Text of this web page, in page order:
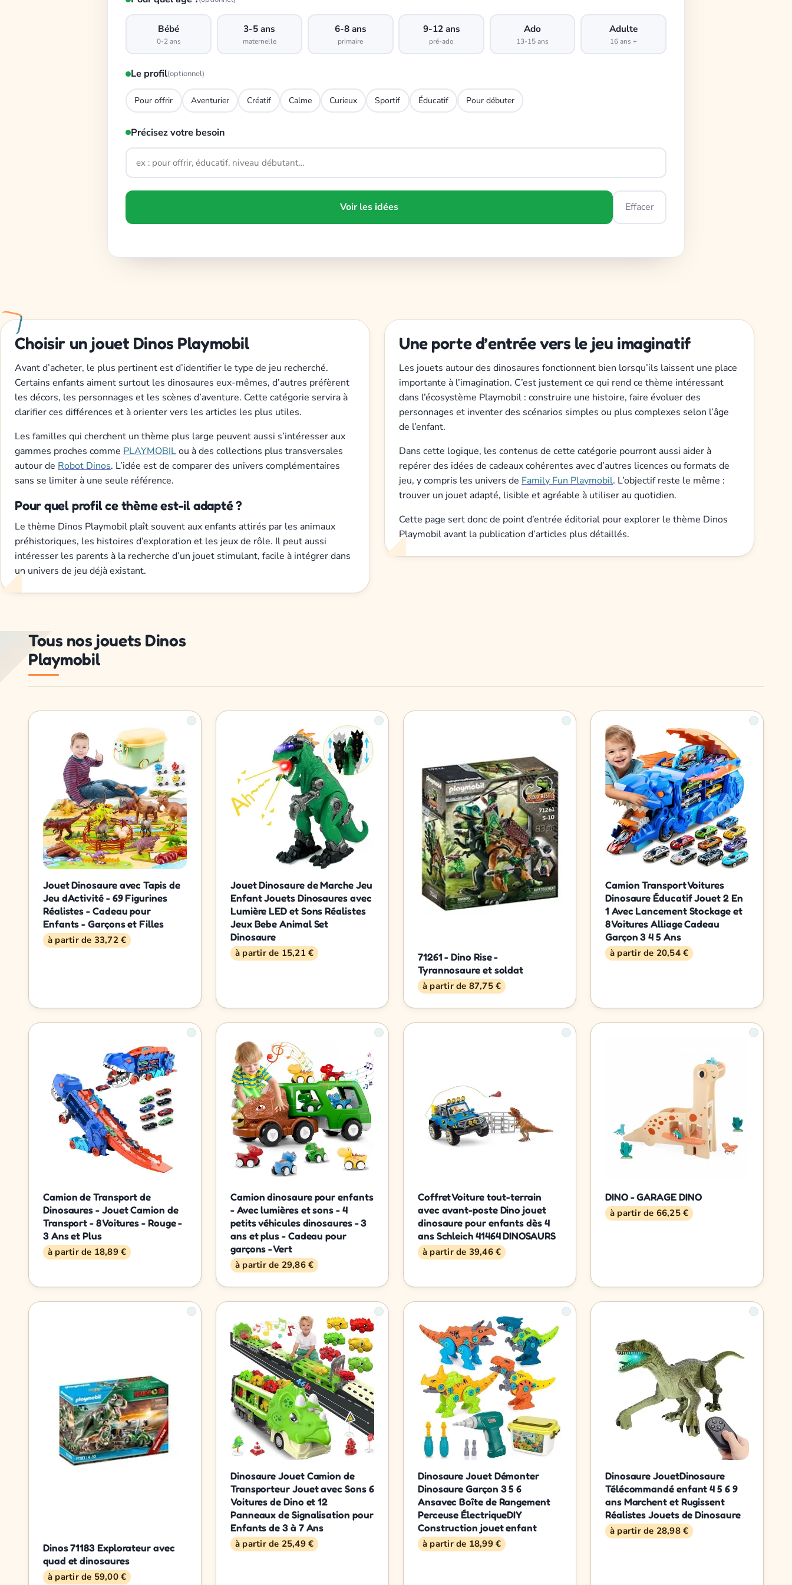
Bébé
0-2 ans
3-5 ans
maternelle
6-8 ans
primaire
9-12 ans
pré-ado
Ado
13-15 ans
Adulte
16 ans +
Le profil(optionnel)
Pour offrir Aventurier Créatif Calme Curieux Sportif Éducatif Pour débuter
Précisez votre besoin
Voir les idées Effacer
Choisir un jouet Dinos Playmobil
Avant d’acheter, le plus pertinent est d’identifier le type de jeu recherché.
Certains enfants aiment surtout les dinosaures eux-mêmes, d’autres préfèrent
les décors, les personnages et les scènes d’aventure. Cette catégorie servira à
clarifier ces différences et à orienter vers les articles les plus utiles.
Les familles qui cherchent un thème plus large peuvent aussi s’intéresser aux
gammes proches comme PLAYMOBILou à des collections plus transversales
autour de Robot Dinos. L’idée est de comparer des univers complémentaires
sans se limiter à une seule référence.
Pour quel profil ce thème est-il adapté ?
Le thème Dinos Playmobil plaît souvent aux enfants attirés par les animaux
préhistoriques, les histoires d’exploration et les jeux de rôle. Il peut aussi
intéresser les parents à la recherche d’un jouet stimulant, facile à intégrer dans
un univers de jeu déjà existant.
Une porte d’entrée vers le jeu imaginatif
Les jouets autour des dinosaures fonctionnent bien lorsqu’ils laissent une place
importante à l’imagination. C’est justement ce qui rend ce thème intéressant
dans l’écosystème Playmobil : construire une histoire, faire évoluer des
personnages et inventer des scénarios simples ou plus complexes selon l’âge
de l’enfant.
Dans cette logique, les contenus de cette catégorie pourront aussi aider à
repérer des idées de cadeaux cohérentes avec d’autres licences ou formats de
jeu, y compris les univers de Family Fun Playmobil. L’objectif reste le même :
trouver un jouet adapté, lisible et agréable à utiliser au quotidien.
Cette page sert donc de point d’entrée éditorial pour explorer le thème Dinos
Playmobil avant la publication d’articles plus détaillés.
Tous nos jouets Dinos
Playmobil
Jouet Dinosaure avec Tapis de
Jeu dActivité - 69 Figurines
Réalistes - Cadeau pour
Enfants - Garçons et Filles
à partir de 33,72 €
Jouet Dinosaure de Marche Jeu
Enfant Jouets Dinosaures avec
Lumière LED et Sons Réalistes
Jeux Bebe Animal Set
Dinosaure
à partir de 15,21 €
71261 - Dino Rise -
Tyrannosaure et soldat
à partir de 87,75 €
Camion Transport Voitures
Dinosaure Éducatif Jouet 2 En
1 Avec Lancement Stockage et
8 Voitures Alliage Cadeau
Garçon 3 4 5 Ans
à partir de 20,54 €
Camion de Transport de
Dinosaures - Jouet Camion de
Transport - 8 Voitures - Rouge -
3 Ans et Plus
à partir de 18,89 €
Camion dinosaure pour enfants
- Avec lumières et sons - 4
petits véhicules dinosaures - 3
ans et plus - Cadeau pour
garçons - Vert
à partir de 29,86 €
Coffret Voiture tout-terrain
avec avant-poste Dino jouet
dinosaure pour enfants dès 4
ans Schleich 41464 DINOSAURS
à partir de 39,46 €
DINO - GARAGE DINO
à partir de 66,25 €
Dinos 71183 Explorateur avec
quad et dinosaures
à partir de 59,00 €
Dinosaure Jouet Camion de
Transporteur Jouet avec Sons 6
Voitures de Dino et 12
Panneaux de Signalisation pour
Enfants de 3 à 7 Ans
à partir de 25,49 €
Dinosaure Jouet Démonter
Dinosaure Garçon 3 5 6
Ansavec Boîte de Rangement
Perceuse ÉlectriqueDIY
Construction jouet enfant
à partir de 18,99 €
Dinosaure JouetDinosaure
Télécommandé enfant 4 5 6 9
ans Marchent et Rugissent
Réalistes Jouets de Dinosaure
à partir de 28,98 €